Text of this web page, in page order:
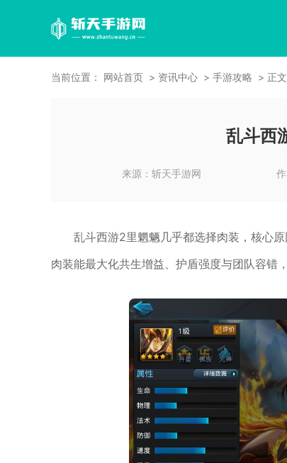
当前位置： 网站首页 资讯中心 手游攻略 正文
乱斗西
来源： 斩天手游网 作
乱斗西游2里魍魉几乎都选择肉装，核心
肉装能最大化共生增益、护盾强度与团队容错